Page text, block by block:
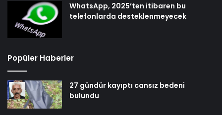
WhatsApp, 2025’ten itibaren bu
telefonlarda desteklenmeyecek
Popüler Haberler
27 gündür kayıptı cansız bedeni
bulundu